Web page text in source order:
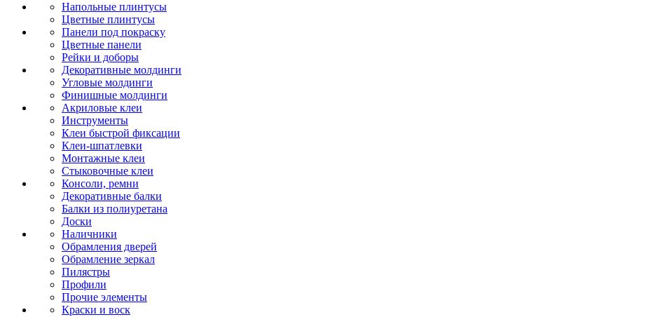
Напольные плинтусы
Цветные плинтусы
Панели под покраску
Цветные панели
Рейки и доборы
Декоративные молдинги
Угловые молдинги
Финишные молдинги
Акриловые клеи
Инструменты
Клеи быстрой фиксации
Клеи-шпатлевки
Монтажные клеи
Стыковочные клеи
Консоли, ремни
Декоративные балки
Балки из полиуретана
Доски
Наличники
Обрамления дверей
Обрамление зеркал
Пилястры
Профили
Прочие элементы
Краски и воск